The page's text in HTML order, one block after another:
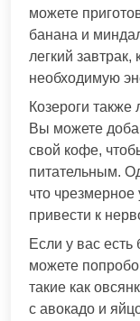
можете
банана и
легкий
необходимую
Козероги
Вы можете
свой кофе,
питательным.
что
привести к
Если у вас
можете
такие как
с авокадо и